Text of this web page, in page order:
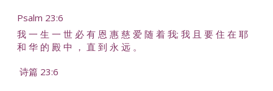
Psalm 23:6
我 一 生 一 世 必 有 恩 惠 慈 爱 随 着 我; 我 且 要 住 在 耶
和 华 的 殿 中 ， 直 到 永 远 。
诗篇 23:6